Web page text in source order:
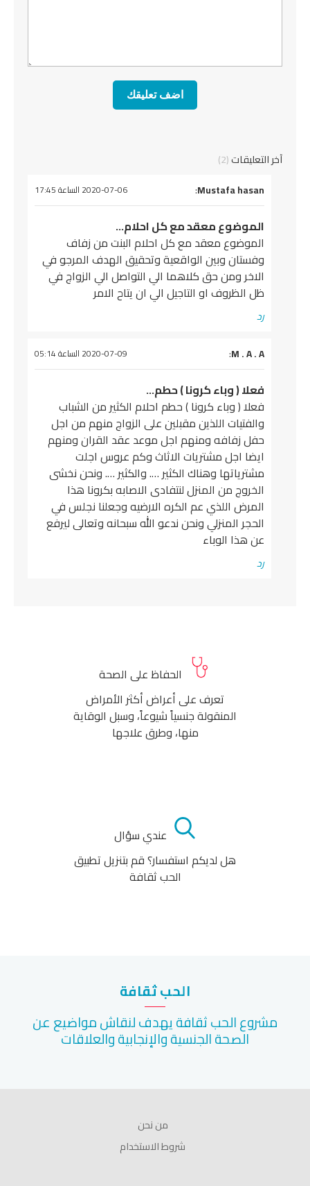
آخر التعليقات(2)
يقول
Mustafa hasan
: 2020-07-06 الساعة 17:45
الموضوع معقد مع كل احلام…
الموضوع معقد مع كل احلام البنت من زفاف
وفستان وبين الواقعية وتحقيق الهدف المرجو في
الاخر ومن حق كلاهما الي التواصل الي الزواج في
ظل الظروف او التاجيل الي ان يتاح الامر
رد
يقول
M . A . A
: 2020-07-09 الساعة 05:14
فعلا ( وباء كرونا ) حطم…
فعلا ( وباء كرونا ) حطم احلام الكثير من الشباب
والفتيات اللذين مقبلين على الزواج منهم من اجل
حفل زفافه ومنهم اجل موعد عقد القران ومنهم
ايضا اجل مشتريات الاثاث وكم عروس اجلت
مشترياتها وهناك الكثير …. والكثير …. ونحن نخشى
الخروج من المنزل لنتفادى الاصابه بكرونا هذا
المرض اللذي عم الكره الارضيه وجعلنا نجلس في
الحجر المنزلي ونحن ندعو الله سبحانه وتعالى ليرفع
عن هذا الوباء
رد
الحفاظ على الصحة
تعرف على أعراض أكثر الأمراض
المنقولة جنسياً شيوعاً، وسبل الوقاية
منها، وطرق علاجها
عندي سؤال
هل لديكم استفسار؟ قم بتنزيل تطبيق
الحب ثقافة
الحب ثقافة
مشروع الحب ثقافة يهدف لنقاش مواضيع عن
الصحة الجنسية والإنجابية والعلاقات
من نحن
شروط الاستخدام